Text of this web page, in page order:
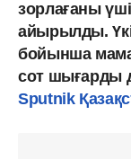
зорлағаны
айырылды.
бойынша
сот шығарды
Sputnik